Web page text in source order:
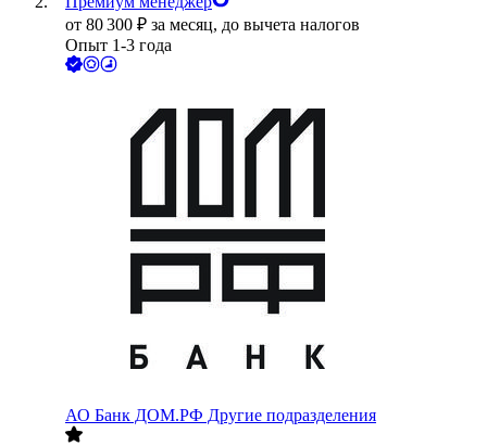
от 80 300 ₽ за месяц, до вычета налогов
Опыт 1-3 года
АО Банк ДОМ.РФ Другие подразделения